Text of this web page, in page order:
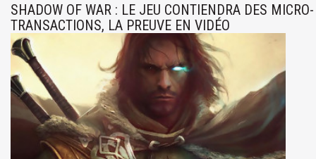
SHADOW OF WAR : LE JEU CONTIENDRA DES MICRO-
TRANSACTIONS, LA PREUVE EN VIDÉO